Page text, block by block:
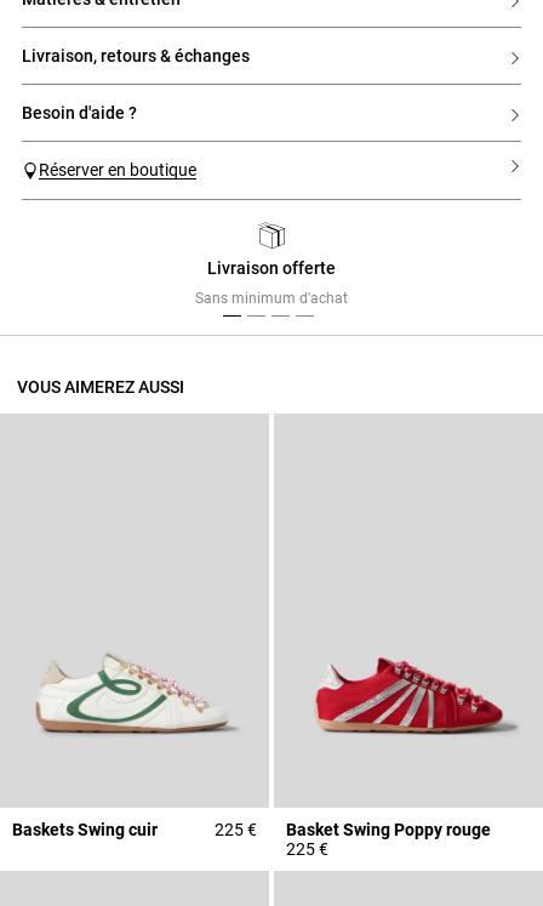
livraison, retours & échanges
besoin d'aide ?
Réserver en boutique
Livraison offerte
Sans minimum d'achat
VOUS AIMEREZ AUSSI
Baskets Swing cuir 225 €
Basket Swing Poppy rouge
225 €